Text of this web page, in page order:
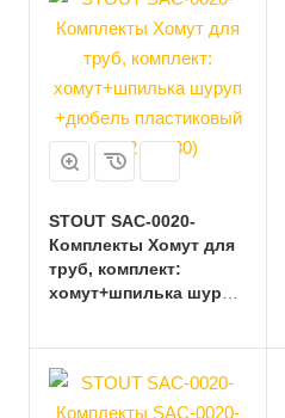
STOUT SAC-0020-
Комплекты Хомут для
труб, комплект:
хомут+шпилька шуруп